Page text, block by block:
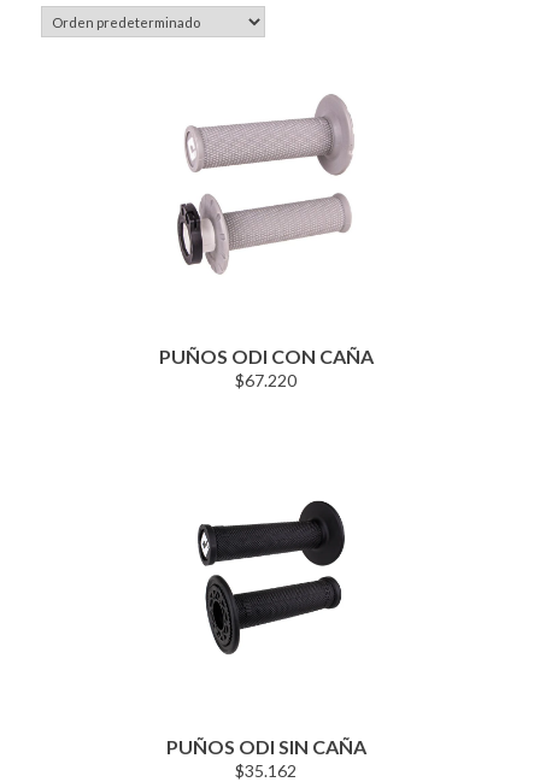
PUÑOS ODI CON CAÑA
$67.220
PUÑOS ODI SIN CAÑA
$35.162